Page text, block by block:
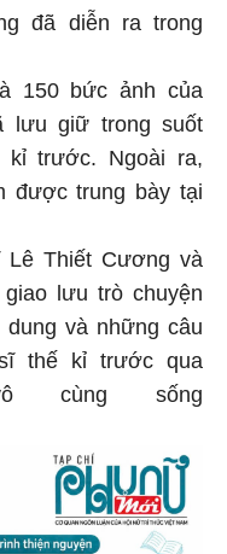
đã diễn ra trong
150 bức ảnh của
lưu giữ trong suốt
trước. Ngoài ra,
được trung bày tại
Thiết Cương và
lưu trò chuyện
và những câu
thế kỉ trước qua
cùng sống